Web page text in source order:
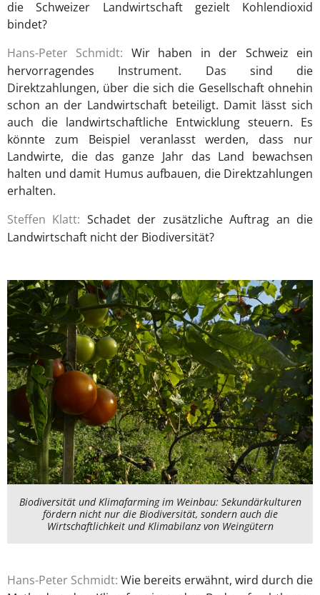
die Schweizer Landwirtschaft gezielt Kohlendioxid
bindet?
Hans-Peter Schmidt: Wir haben in der Schweiz ein
hervorragendes Instrument. Das sind die
Direktzahlungen, über die sich die Gesellschaft ohnehin
schon an der Landwirtschaft beteiligt. Damit lässt sich
auch die landwirtschaftliche Entwicklung steuern. Es
könnte zum Beispiel veranlasst werden, dass nur
Landwirte, die das ganze Jahr das Land bewachsen
halten und damit Humus aufbauen, die Direktzahlungen
erhalten.
Steffen Klatt: Schadet der zusätzliche Auftrag an die
Landwirtschaft nicht der Biodiversität?
Biodiversität und Klimafarming im Weinbau: Sekundärkulturen
fördern nicht nur die Biodiversität, sondern auch die
Wirtschaftlichkeit und Klimabilanz von Weingütern
Hans-Peter Schmidt: Wie bereits erwähnt, wird durch die